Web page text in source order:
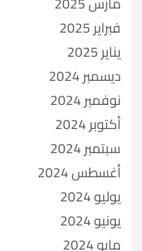
فبراير 2025
يناير 2025
ديسمبر 2024
نوفمبر 2024
أكتوبر 2024
سبتمبر 2024
أغسطس 2024
يوليو 2024
يونيو 2024
مايو 2024